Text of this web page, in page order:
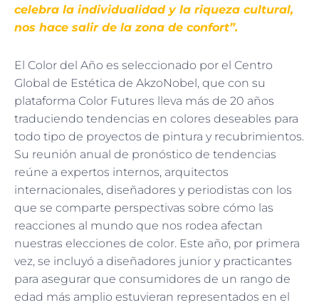
celebra la individualidad y la riqueza cultural,
nos hace salir de la zona de confort”.
El Color del Año es seleccionado por el Centro
Global de Estética de AkzoNobel, que con su
plataforma Color Futures lleva más de 20 años
traduciendo tendencias en colores deseables para
todo tipo de proyectos de pintura y recubrimientos.
Su reunión anual de pronóstico de tendencias
reúne a expertos internos, arquitectos
internacionales, diseñadores y periodistas con los
que se comparte perspectivas sobre cómo las
reacciones al mundo que nos rodea afectan
nuestras elecciones de color. Este año, por primera
vez, se incluyó a diseñadores junior y practicantes
para asegurar que consumidores de un rango de
edad más amplio estuvieran representados en el